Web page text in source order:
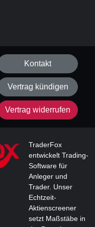
Kontakt
Vertrag kündigen
Vertrag widerrufen
TraderFox
entwickelt Trading-
Software für
Anleger und
Trader. Unser
Echtzeit-
Aktienscreener
setzt Maßstäbe in